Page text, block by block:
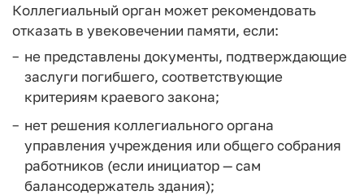
Коллегиальный орган может рекомендовать
отказать в увековечении памяти, если:
не представлены документы, подтверждающие
заслуги погибшего, соответствующие
критериям краевого закона;
нет решения коллегиального органа
управления учреждения или общего собрания
работников (если инициатор — сам
балансодержатель здания);